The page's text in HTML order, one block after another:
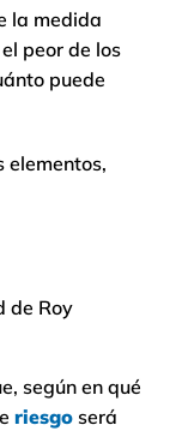
la medida
peor de los
puede
elementos,
de Roy
según en qué
riesgo será